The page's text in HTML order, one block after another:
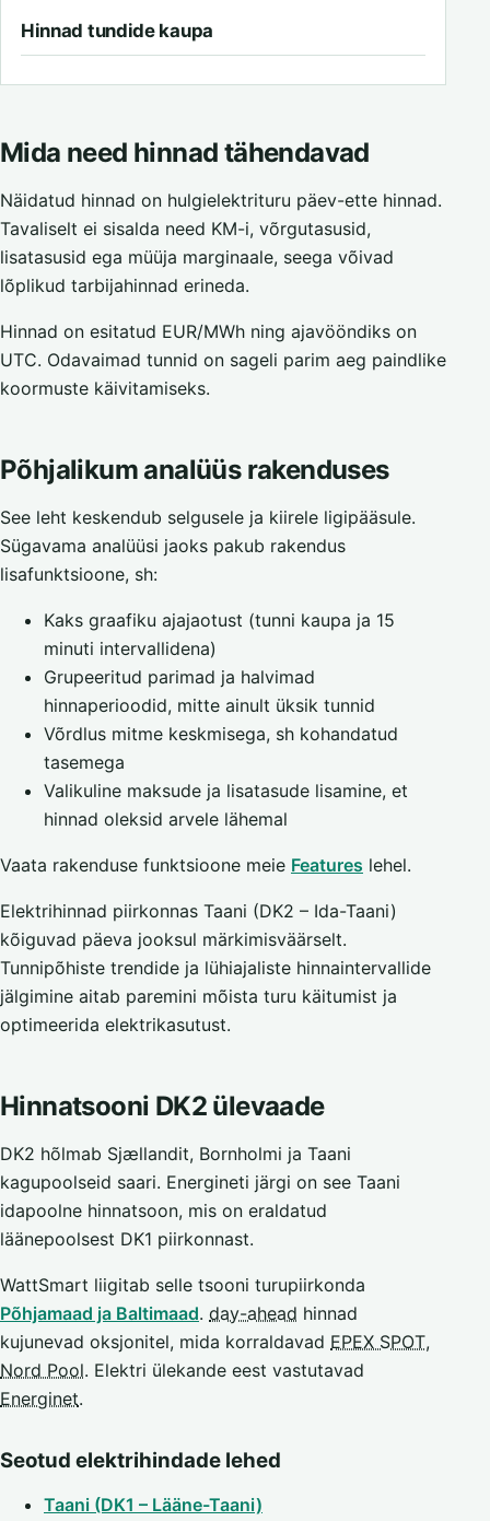
Hinnad tundide kaupa
Mida need hinnad tähendavad
Näidatud hinnad on hulgielektrituru päev-ette hinnad.
Tavaliselt ei sisalda need KM-i, võrgutasusid,
lisatasusid ega müüja marginaale, seega võivad
lõplikud tarbijahinnad erineda.
Hinnad on esitatud EUR/MWh ning ajavööndiks on
UTC. Odavaimad tunnid on sageli parim aeg paindlike
koormuste käivitamiseks.
Põhjalikum analüüs rakenduses
See leht keskendub selgusele ja kiirele ligipääsule.
Sügavama analüüsi jaoks pakub rakendus
lisafunktsioone, sh:
Kaks graafiku ajajaotust (tunni kaupa ja 15
minuti intervallidena)
Grupeeritud parimad ja halvimad
hinnaperioodid, mitte ainult üksik tunnid
Võrdlus mitme keskmisega, sh kohandatud
tasemega
Valikuline maksude ja lisatasude lisamine, et
hinnad oleksid arvele lähemal
Vaata rakenduse funktsioone meie Features lehel.
Elektrihinnad piirkonnas Taani (DK2 – Ida-Taani)
kõiguvad päeva jooksul märkimisväärselt.
Tunnipõhiste trendide ja lühiajaliste hinnaintervallide
jälgimine aitab paremini mõista turu käitumist ja
optimeerida elektrikasutust.
Hinnatsooni DK2 ülevaade
DK2 hõlmab Sjællandit, Bornholmi ja Taani
kagupoolseid saari. Energineti järgi on see Taani
idapoolne hinnatsoon, mis on eraldatud
läänepoolsest DK1 piirkonnast.
WattSmart liigitab selle tsooni turupiirkonda
Põhjamaad ja Baltimaad. day-ahead hinnad
kujunevad oksjonitel, mida korraldavad EPEX SPOT,
Nord Pool. Elektri ülekande eest vastutavad
Energinet.
Seotud elektrihindade lehed
Taani (DK1 – Lääne-Taani)